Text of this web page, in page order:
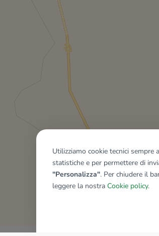
Mostra
Utilizziamo cookie tecnici
statistiche e per permettere di
"Personalizza". Per chiudere il
leggere la nostra Cookie policy.